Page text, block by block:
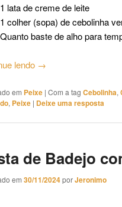
1 lata de creme de leite
1 colher (sopa) de cebolinha
Quanto baste de alho para
lendo →
em Peixe | Com a tag Cebolinha,
, Peixe | Deixe uma resposta
de Badejo
em 30/11/2024porJeronimo